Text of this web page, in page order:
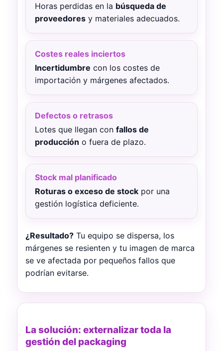
Horas perdidas en la búsqueda de
proveedores y materiales adecuados.
Costes reales inciertos
Incertidumbre con los costes de
importación y márgenes afectados.
Defectos o retrasos
Lotes que llegan con fallos de
producción o fuera de plazo.
Stock mal planificado
Roturas o exceso de stock por una
gestión logística deficiente.
¿Resultado? Tu equipo se dispersa, los
márgenes se resienten y tu imagen de marca
se ve afectada por pequeños fallos que
podrían evitarse.
La solución: externalizar toda la
gestión del packaging